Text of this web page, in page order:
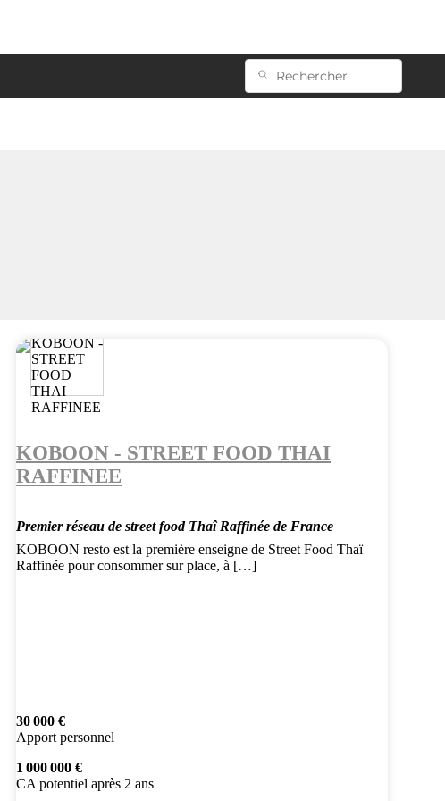
KOBOON - STREET FOOD THAI
RAFFINEE
Premier réseau de street food Thaî Raffinée de France
KOBOON resto est la première enseigne de Street Food Thaï
Raffinée pour consommer sur place, à […]
30 000 €
Apport personnel
1 000 000 €
CA potentiel après 2 ans